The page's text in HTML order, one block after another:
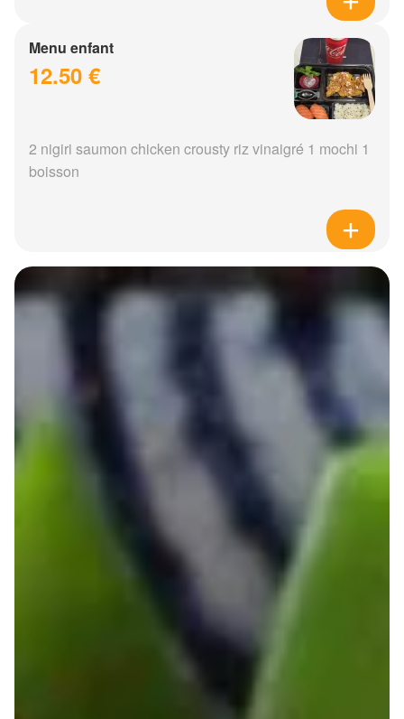
Menu enfant
12.50 €
2 nigiri saumon chicken crousty riz vinaigré 1 mochi 1
boisson